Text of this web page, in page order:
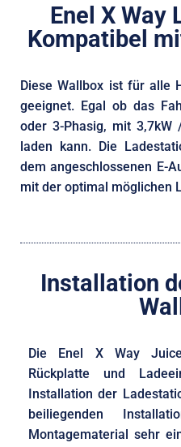
Enel X Way
Kompatibel
Diese Wallbox ist für alle
geeignet. Egal ob das
oder 3-Phasig, mit 3,7kW
laden kann. Die
dem angeschlossenen E-
mit der optimal möglichen
Installation
Die Enel X Way
Rückplatte und
Installation der
beiliegenden
Montagematerial sehr